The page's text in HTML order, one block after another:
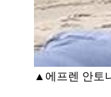
▲에프렌 안토